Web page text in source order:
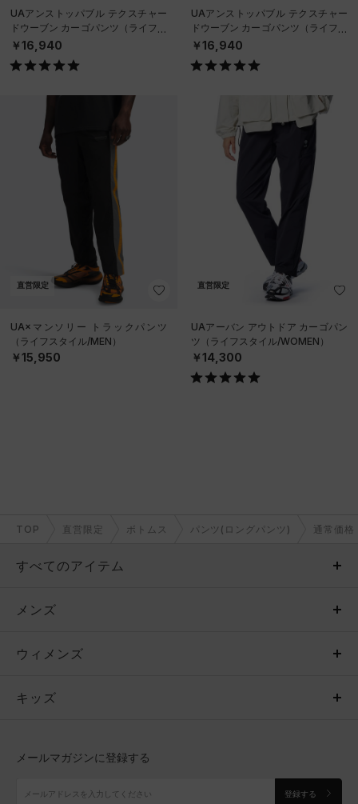
UAアンストッパブル テクスチャー
ドウーブン カーゴパンツ（ライフス
タイル/MEN）
￥16,940
UAアンストッパブル テクスチャー
ドウーブン カーゴパンツ（ライフス
タイル/MEN）
￥16,940
直営限定
UA×マンソリー トラックパンツ
（ライフスタイル/MEN）
￥15,950
直営限定
UAアーバン アウトドア カーゴパン
ツ（ライフスタイル/WOMEN）
￥14,300
TOP 直営限定 ボトムス パンツ(ロングパンツ) 通常価格
すべてのアイテム
メンズ
ウィメンズ
キッズ
アクセサリー
メンズ
トップス
ボトムス
アクセサリー
ウィメンズ
トップス
シューズ
キッズ
メールマガジンに登録する
登録する